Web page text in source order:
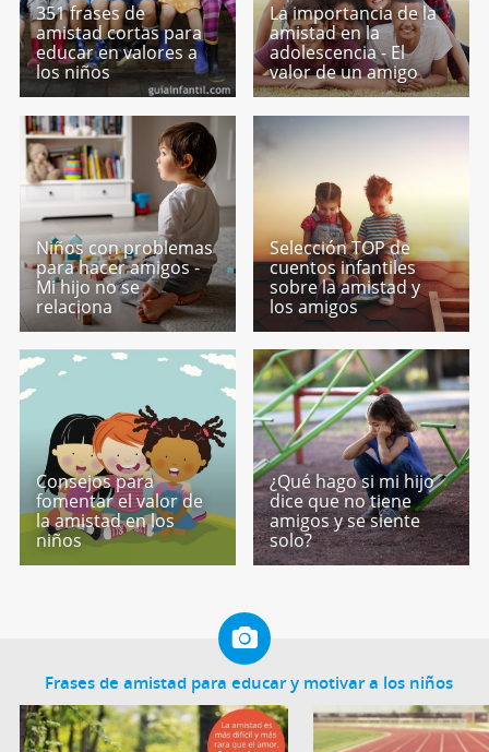
351 frases de
amistad cortas para
educar en valores a
los niños
La importancia de la
amistad en la
adolescencia - El
valor de un amigo
Niños con problemas
para hacer amigos -
Mi hijo no se
relaciona
Selección TOP de
cuentos infantiles
sobre la amistad y
los amigos
Consejos para
fomentar el valor de
la amistad en los
niños
¿Qué hago si mi hijo
dice que no tiene
amigos y se siente
solo?
Frases de amistad para educar y motivar a los niños